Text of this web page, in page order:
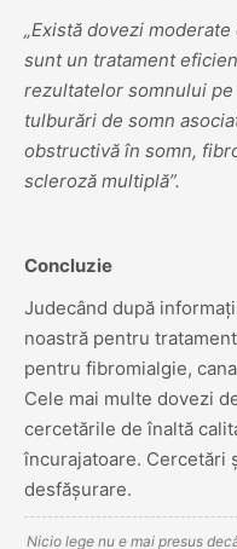
„Există dovezi
sunt un tratament
rezultatelor somnului
tulburări de somn
obstructivă în somn,
scleroză multiplă”.
Concluzie
Judecând după
noastră pentru
pentru fibromialgie,
Cele mai multe dovezi
cercetările de înaltă
încurajatoare. Cercetări
desfășurare.
Nicio lege nu e mai presus